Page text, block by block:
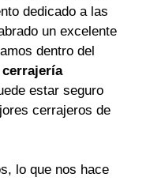
dedicado a las
un excelente
dentro del
estar seguro
cerrajeros de
lo que nos hace